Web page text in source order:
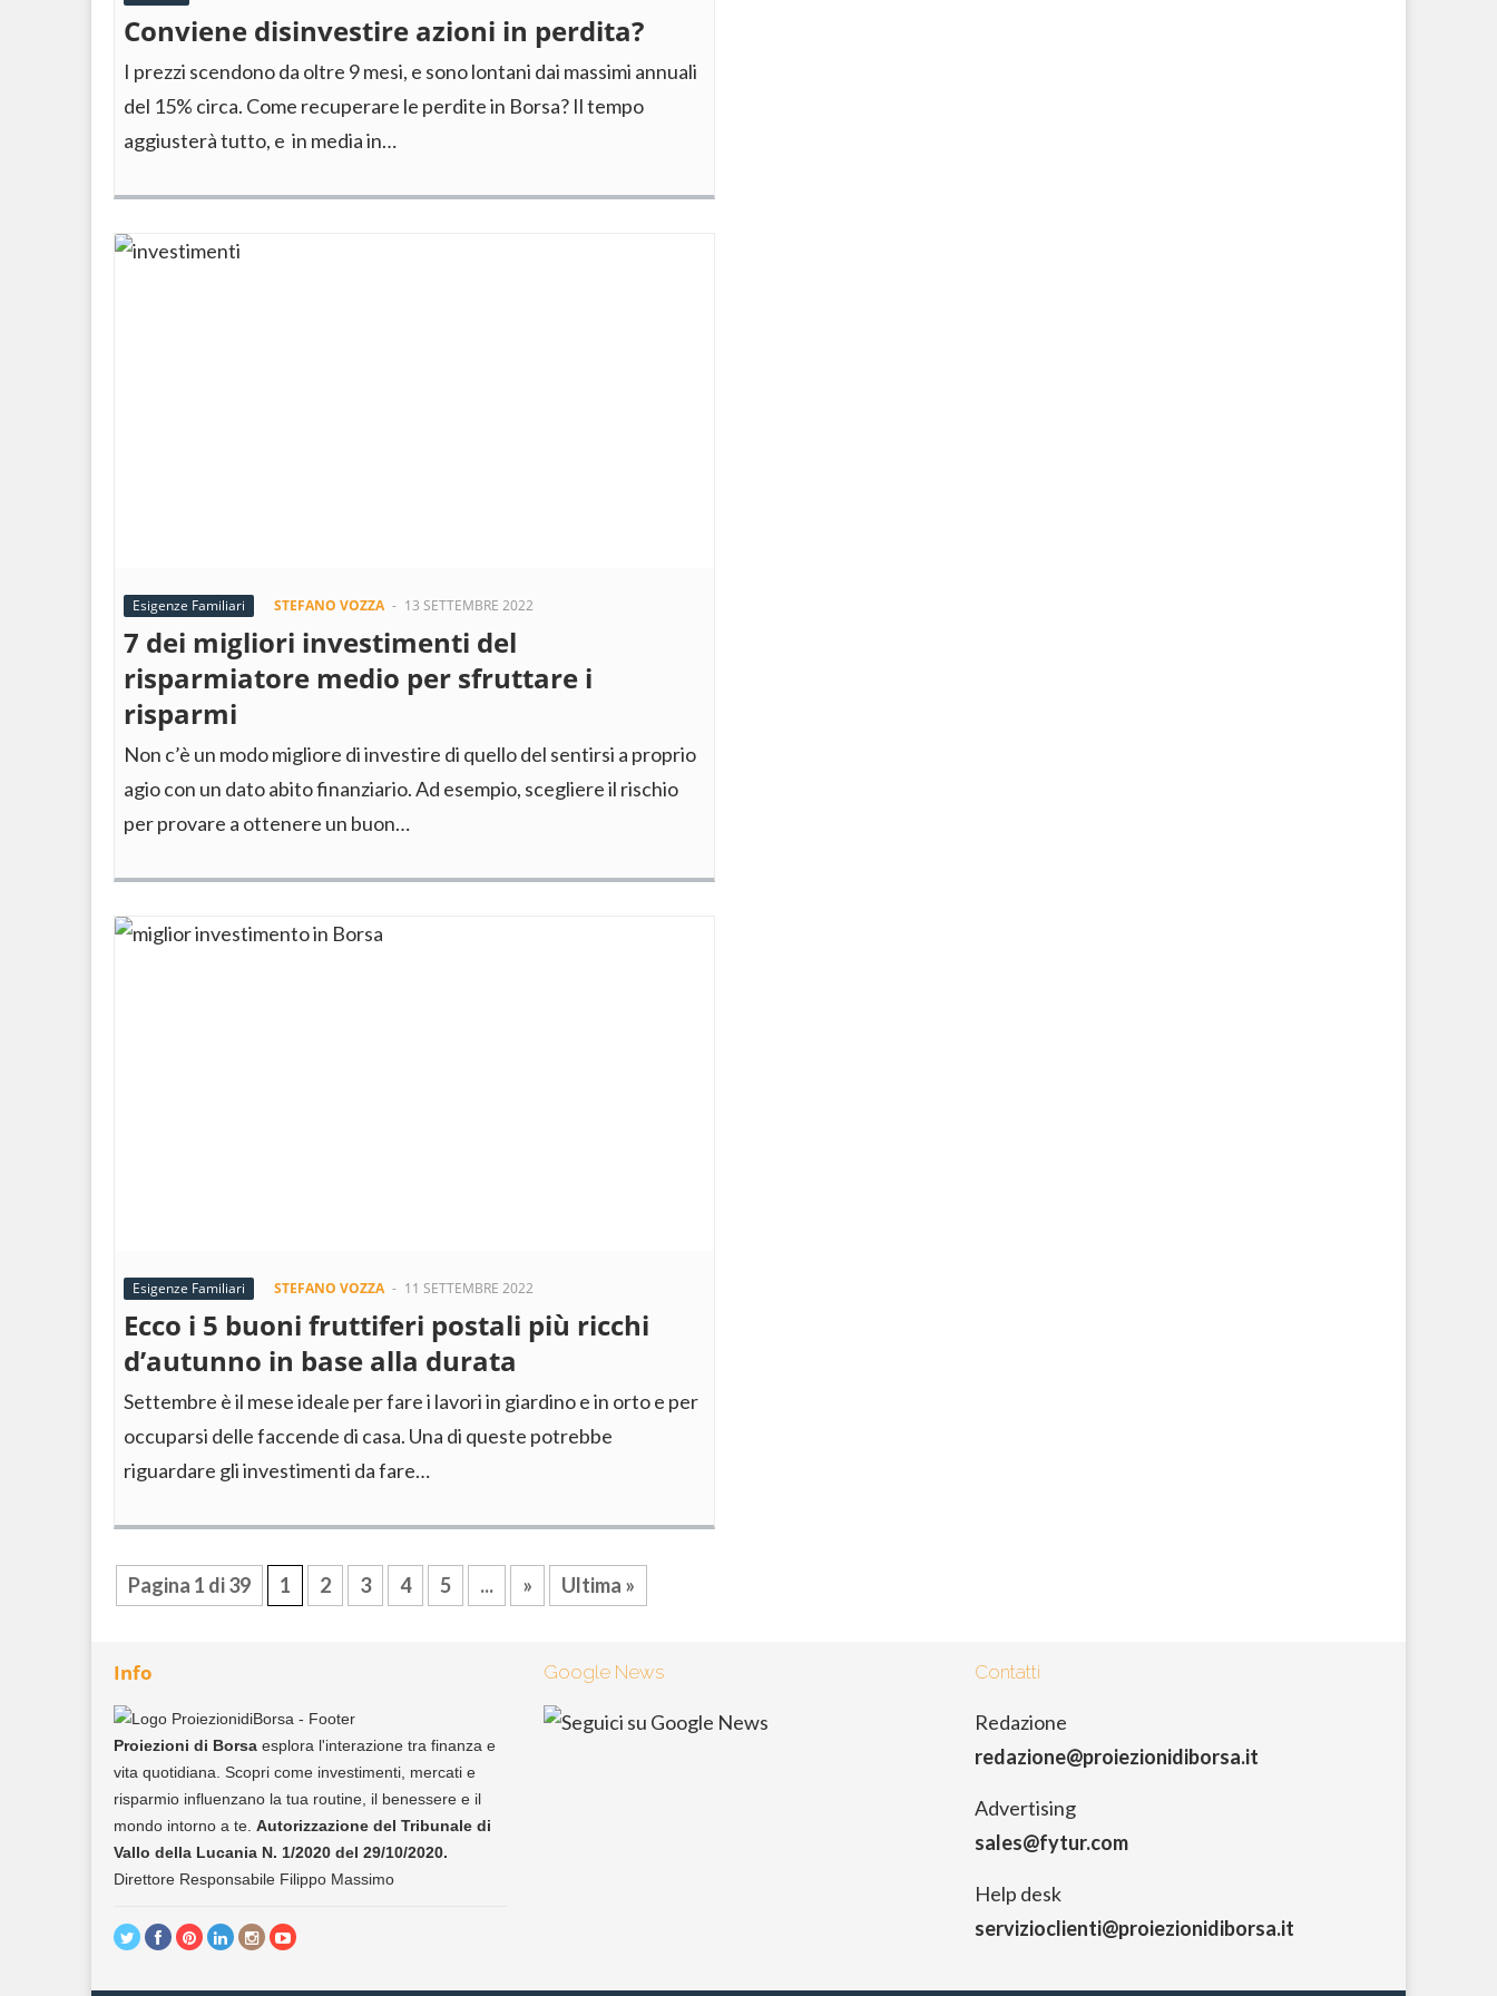
Conviene disinvestire azioni in perdita?
I prezzi scendono da oltre 9 mesi, e sono lontani dai massimi annuali
del 15% circa. Come recuperare le perdite in Borsa? Il tempo
aggiusterà tutto, e in media in…
Esigenze Familiari STEFANO VOZZA - 13 SETTEMBRE 2022
7 dei migliori investimenti del
risparmiatore medio per sfruttare i
risparmi
Non c’è un modo migliore di investire di quello del sentirsi a proprio
agio con un dato abito finanziario. Ad esempio, scegliere il rischio
per provare a ottenere un buon…
Esigenze Familiari STEFANO VOZZA - 11 SETTEMBRE 2022
Ecco i 5 buoni fruttiferi postali più ricchi
d’autunno in base alla durata
Settembre è il mese ideale per fare i lavori in giardino e in orto e per
occuparsi delle faccende di casa. Una di queste potrebbe
riguardare gli investimenti da fare…
Pagina 1 di 39 1 2 3 4 5 ... » Ultima »
Info
Proiezioni di Borsa esplora l'interazione tra finanza e
vita quotidiana. Scopri come investimenti, mercati e
risparmio influenzano la tua routine, il benessere e il
mondo intorno a te. Autorizzazione del Tribunale di
Vallo della Lucania N. 1/2020 del 29/10/2020.
Direttore Responsabile Filippo Massimo
Google News Contatti
Redazione
redazione@proiezionidiborsa.it
Advertising
sales@fytur.com
Help desk
servizioclienti@proiezionidiborsa.it